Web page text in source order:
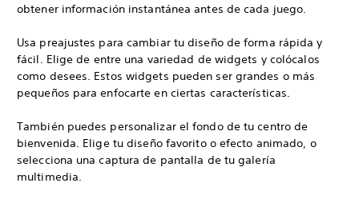
obtener información instantánea antes de cada juego.
Usa preajustes para cambiar tu diseño de forma rápida y
fácil. Elige de entre una variedad de widgets y colócalos
como desees. Estos widgets pueden ser grandes o más
pequeños para enfocarte en ciertas características.
También puedes personalizar el fondo de tu centro de
bienvenida. Elige tu diseño favorito o efecto animado, o
selecciona una captura de pantalla de tu galería
multimedia.